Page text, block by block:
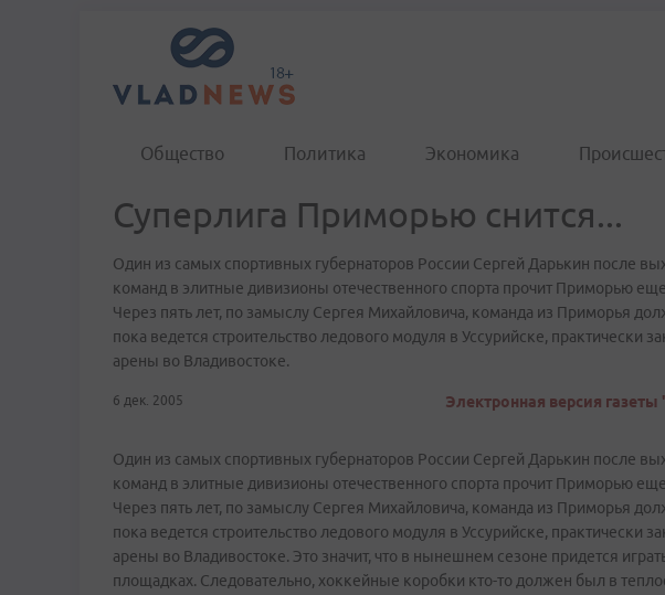
Общество Политика Экономика
Суперлига Приморью снится...
Один из самых спортивных губернаторов России Сергей Дарькин после
команд в элитные дивизионы отечественного спорта прочит Приморью
Через пять лет, по замыслу Сергея Михайловича, команда из Приморья
пока ведется строительство ледового модуля в Уссурийске, практически
арены во Владивостоке.
6 дек. 2005 Электронная версия
Один из самых спортивных губернаторов России Сергей Дарькин после
команд в элитные дивизионы отечественного спорта прочит Приморью
Через пять лет, по замыслу Сергея Михайловича, команда из Приморья
пока ведется строительство ледового модуля в Уссурийске, практически
арены во Владивостоке. Это значит, что в нынешнем сезоне придется
площадках. Следовательно, хоккейные коробки кто-то должен был в